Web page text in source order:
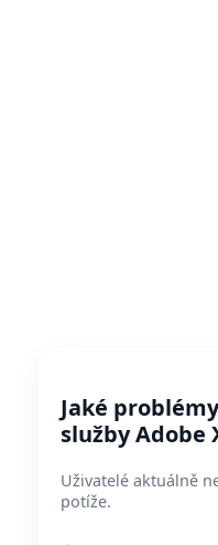
Jaké
služby Adobe
Uživatelé aktuálně
potíže.